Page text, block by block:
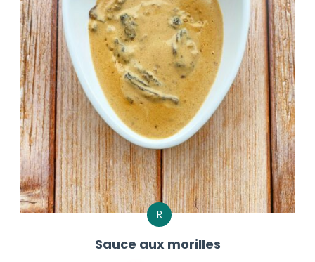
R
Sauce aux morilles